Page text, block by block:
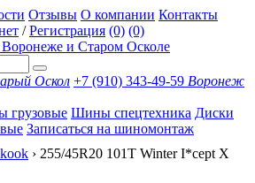
Отзывы О компании Контакты
/ Регистрация (0) (0)
Оскол +7 (910) 343-49-59 Воронеж
грузовые Шины спецтехника Диски
Записаться на шиномонтаж
› 255/45R20 101T Winter I*cept X